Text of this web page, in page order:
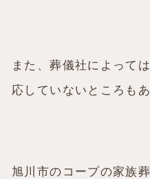
また、葬儀社によって
応していないところもあ
旭川市のコープの家族